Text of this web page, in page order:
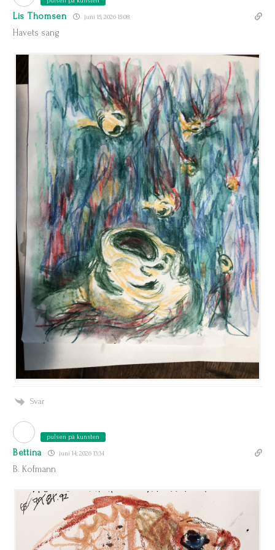
Lis Thomsen juni 15, 2026 15:08
Havets sang
Svar
pulsen på kunsten
Bettina juni 14, 2026 13:34
B. Kofmann